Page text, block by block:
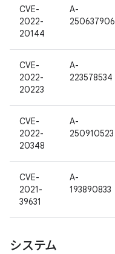
CVE-
2022-
20144
A-
250637906
CVE-
2022-
20223
A-
223578534
CVE-
2022-
20348
A-
250910523
CVE-
2021-
39631
A-
193890833
システム